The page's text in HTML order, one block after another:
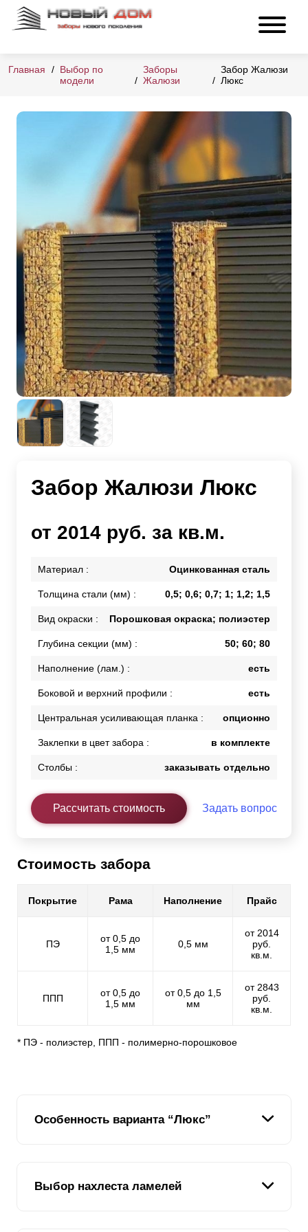
Главная
Выбор по
модели
Заборы
Жалюзи
Забор Жалюзи
Люкс
Забор Жалюзи Люкс
от 2014 руб. за кв.м.
Материал : Оцинкованная сталь
Толщина стали (мм) : 0,5; 0,6; 0,7; 1; 1,2; 1,5
Вид окраски : Порошковая окраска; полиэстер
Глубина секции (мм) : 50; 60; 80
Наполнение (лам.) : есть
Боковой и верхний профили : есть
Центральная усиливающая планка : опционно
Заклепки в цвет забора : в комплекте
Столбы : заказывать отдельно
Рассчитать стоимость Задать вопрос
Стоимость забора
Покрытие Рама Наполнение Прайс
ПЭ
от 0,5 до
1,5 мм
0,5 мм
от 2014
руб.
кв.м.
ППП
от 0,5 до
1,5 мм
от 0,5 до 1,5
мм
от 2843
руб.
кв.м.
* ПЭ - полиэстер, ППП - полимерно-порошковое
Особенность варианта “Люкс”
В отличии от предыдущих вариантов, которые
различались высотой ламели, но имели схожий Z-
Выбор нахлеста ламелей